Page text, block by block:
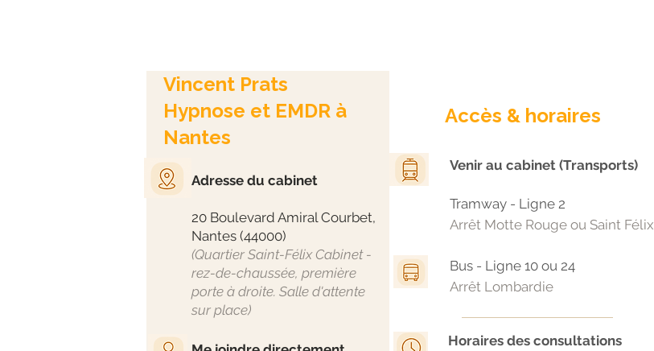
Vincent Prats
Hypnose et EMDR à
Nantes
Adresse du cabinet
20 Boulevard Amiral Courbet,
Nantes (44000)
(Quartier Saint-Félix Cabinet -
rez-de-chaussée, première
porte à droite. Salle d'attente
sur place)
Accès & horaires
Venir au cabinet (Transports)
Tramway - Ligne 2
Arrêt Motte Rouge ou Saint Félix
Bus - Ligne 10 ou 24
Arrêt Lombardie
Horaires des consultations